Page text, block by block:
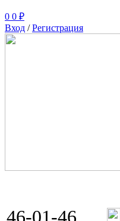
0 0 ₽
Вход /Регистрация